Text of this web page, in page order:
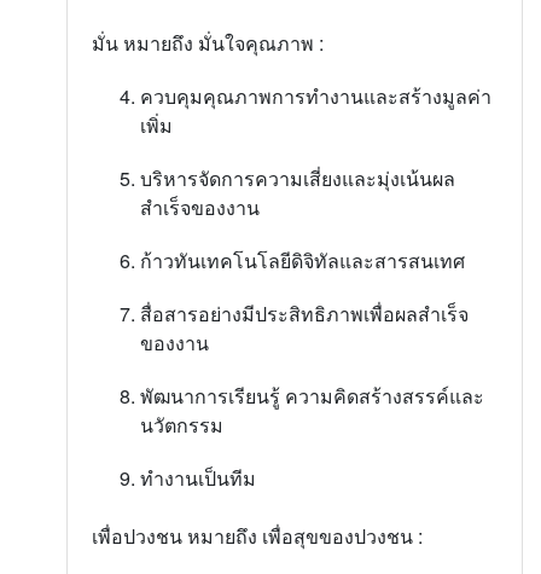
มั่น หมายถึง มั่นใจคุณภาพ :
ควบคุมคุณภาพการทำงานและสร้างมูลค่า
เพิ่ม
บริหารจัดการความเสี่ยงและมุ่งเน้นผล
สำเร็จของงาน
ก้าวทันเทคโนโลยีดิจิทัลและสารสนเทศ
สื่อสารอย่างมีประสิทธิภาพเพื่อผลสำเร็จ
ของงาน
พัฒนาการเรียนรู้ ความคิดสร้างสรรค์และ
นวัตกรรม
ทำงานเป็นทีม
เพื่อปวงชน หมายถึง เพื่อสุขของปวงชน :